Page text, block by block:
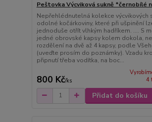
Peštovka Výcviková sukně *černobílé
Nepřehlédnutelná kolekce výcvikových
odolné kočárkoviny, které při ušpinění
jednoduše otřít vlhkým hadříkem. .... S
jedné obrovské kapsy kolem dokola,
rozdělení na dvě až 4 kapsy, podle
(uveďte prosím do poznámky). Vzadu
připnutí třeba vodítka, na boc...
800 Kč/ks
4
Přidat do košíku